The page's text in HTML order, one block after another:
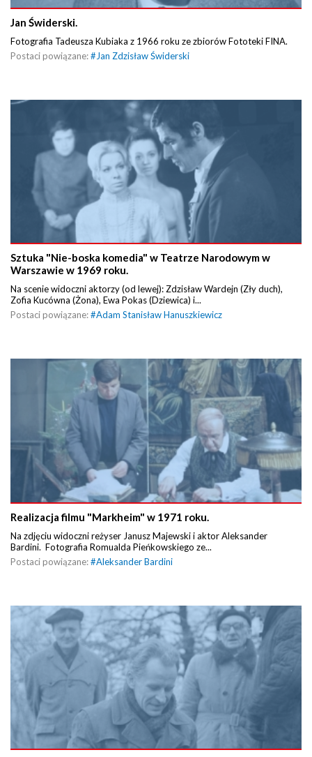
Jan Świderski.
Fotografia Tadeusza Kubiaka z 1966 roku ze zbiorów Fototeki FINA.
Postaci powiązane:#Jan Zdzisław Świderski
Sztuka "Nie-boska komedia" w Teatrze Narodowym w
Warszawie w 1969 roku.
Na scenie widoczni aktorzy (od lewej): Zdzisław Wardejn (Zły duch),
Zofia Kucówna (Żona), Ewa Pokas (Dziewica) i...
Postaci powiązane:#Adam Stanisław Hanuszkiewicz
Realizacja filmu "Markheim" w 1971 roku.
Na zdjęciu widoczni reżyser Janusz Majewski i aktor Aleksander
Bardini. Fotografia Romualda Pieńkowskiego ze...
Postaci powiązane:#Aleksander Bardini